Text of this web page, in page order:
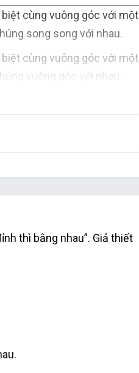
cùng vuông góc với một
song song với nhau.
cùng vuông góc với một
vuông góc với nhau.
góc với hai đường
vuông góc với đường
nó cũng song song với
thì bằng nhau”. Giả thiết